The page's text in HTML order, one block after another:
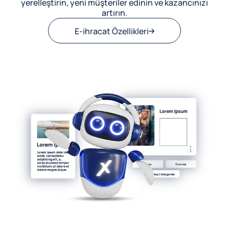
yerelleştirin, yeni müşteriler edinin ve kazancınızı
artırın.
E-ihracat Özellikleri